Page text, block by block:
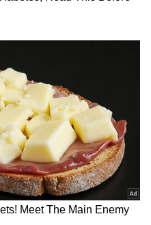
నార్త్ ఆడియన్స్ కూడా
రోణ సినిమాను ట్విట్టర్ లో
మరో అద్భుతమైన సినిమా
ఇండస్ట్రీ సినిమాలతో
ముఖ్యంగా విక్రాంత్
కు ఫిదా అవుతున్నారు